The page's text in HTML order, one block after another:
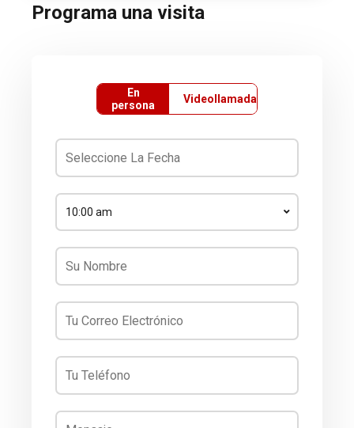
Programa una visita
En
persona
Videollamada
10:00 am